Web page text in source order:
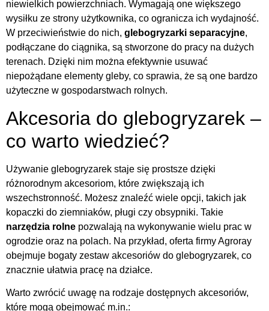
niewielkich powierzchniach. Wymagają one większego
wysiłku ze strony użytkownika, co ogranicza ich wydajność.
W przeciwieństwie do nich, glebogryzarki separacyjne,
podłączane do ciągnika, są stworzone do pracy na dużych
terenach. Dzięki nim można efektywnie usuwać
niepożądane elementy gleby, co sprawia, że są one bardzo
użyteczne w gospodarstwach rolnych.
Akcesoria do glebogryzarek –
co warto wiedzieć?
Używanie glebogryzarek staje się prostsze dzięki
różnorodnym akcesoriom, które zwiększają ich
wszechstronność. Możesz znaleźć wiele opcji, takich jak
kopaczki do ziemniaków, pługi czy obsypniki. Takie
narzędzia rolne pozwalają na wykonywanie wielu prac w
ogrodzie oraz na polach. Na przykład, oferta firmy Agroray
obejmuje bogaty zestaw akcesoriów do glebogryzarek, co
znacznie ułatwia pracę na działce.
Warto zwrócić uwagę na rodzaje dostępnych akcesoriów,
które mogą obejmować m.in.: